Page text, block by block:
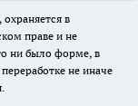
в
праве и не
ни было форме, в
не иначе